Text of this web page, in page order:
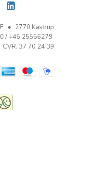
2770 Kastrup
/ +45 25556279
CVR. 37 70 24 39